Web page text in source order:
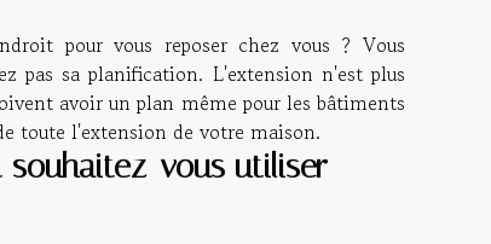
pour vous reposer chez vous ? Vous
pas sa planification. L'extension n'est plus
avoir un plan même pour les bâtiments
toute l'extension de votre maison.
vous utiliser